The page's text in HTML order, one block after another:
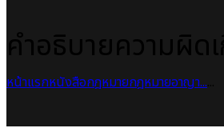
หน้าแรกหนังสือกฎหมายกฎหมายอาญา...